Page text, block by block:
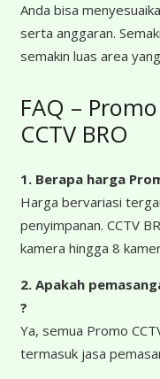
Anda bisa
serta anggaran.
semakin luas area
FAQ –
CCTV BRO
1. Berapa harga
Harga bervariasi
penyimpanan. CCTV
kamera hingga 8
2. Apakah
?
Ya, semua Promo
termasuk jasa